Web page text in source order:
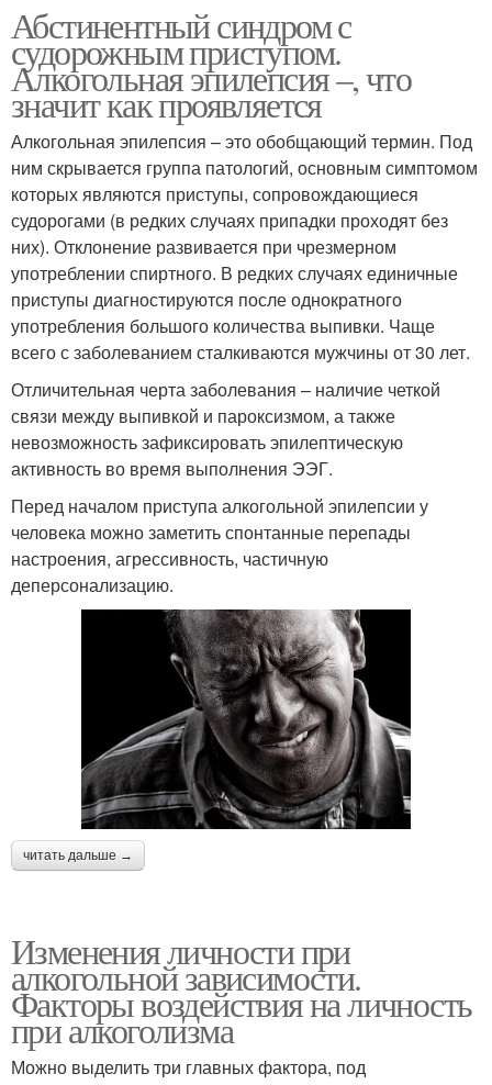
Абстинентный синдром с
судорожным приступом.
Алкогольная эпилепсия –, что
значит как проявляется
Алкогольная эпилепсия – это обобщающий термин. Под
ним скрывается группа патологий, основным симптомом
которых являются приступы, сопровождающиеся
судорогами (в редких случаях припадки проходят без
них). Отклонение развивается при чрезмерном
употреблении спиртного. В редких случаях единичные
приступы диагностируются после однократного
употребления большого количества выпивки. Чаще
всего с заболеванием сталкиваются мужчины от 30 лет.
Отличительная черта заболевания – наличие четкой
связи между выпивкой и пароксизмом, а также
невозможность зафиксировать эпилептическую
активность во время выполнения ЭЭГ.
Перед началом приступа алкогольной эпилепсии у
человека можно заметить спонтанные перепады
настроения, агрессивность, частичную
деперсонализацию.
читать дальше →
Изменения личности при
алкогольной зависимости.
Факторы воздействия на личность
при алкоголизма
Можно выделить три главных фактора, под